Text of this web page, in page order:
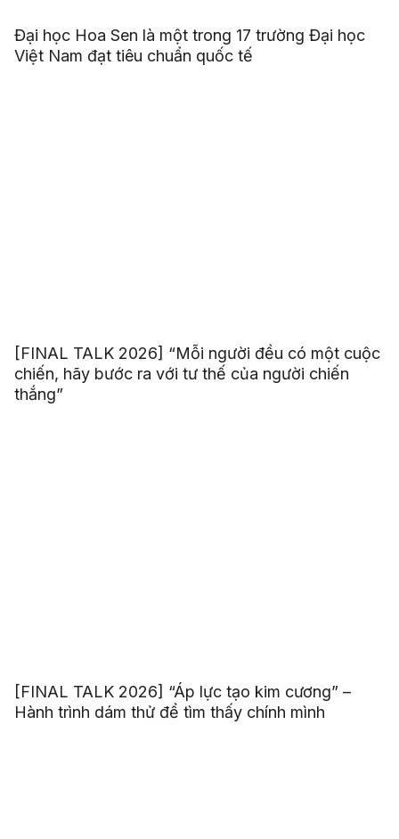
Đại học Hoa Sen là một trong 17 trường Đại học
Việt Nam đạt tiêu chuẩn quốc tế
[FINAL TALK 2026] “Mỗi người đều có một cuộc
chiến, hãy bước ra với tư thế của người chiến
thắng”
[FINAL TALK 2026] “Áp lực tạo kim cương” –
Hành trình dám thử để tìm thấy chính mình